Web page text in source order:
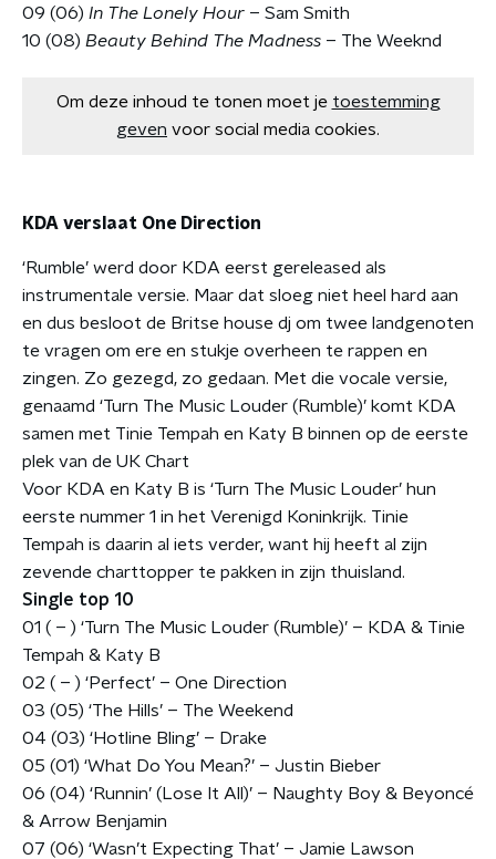
09 (06) In The Lonely Hour – Sam Smith
10 (08) Beauty Behind The Madness – The Weeknd
Om deze inhoud te tonen moet je toestemming
geven voor social media cookies.
KDA verslaat One Direction
‘Rumble’ werd door KDA eerst gereleased als
instrumentale versie. Maar dat sloeg niet heel hard aan
en dus besloot de Britse house dj om twee landgenoten
te vragen om ere en stukje overheen te rappen en
zingen. Zo gezegd, zo gedaan. Met die vocale versie,
genaamd ‘Turn The Music Louder (Rumble)’ komt KDA
samen met Tinie Tempah en Katy B binnen op de eerste
plek van de UK Chart
Voor KDA en Katy B is ‘Turn The Music Louder’ hun
eerste nummer 1 in het Verenigd Koninkrijk. Tinie
Tempah is daarin al iets verder, want hij heeft al zijn
zevende charttopper te pakken in zijn thuisland.
Single top 10
01 ( – ) ‘Turn The Music Louder (Rumble)’ – KDA & Tinie
Tempah & Katy B
02 ( – ) ‘Perfect’ – One Direction
03 (05) ‘The Hills’ – The Weekend
04 (03) ‘Hotline Bling’ – Drake
05 (01) ‘What Do You Mean?’ – Justin Bieber
06 (04) ‘Runnin’ (Lose It All)’ – Naughty Boy & Beyoncé
& Arrow Benjamin
07 (06) ‘Wasn’t Expecting That’ – Jamie Lawson